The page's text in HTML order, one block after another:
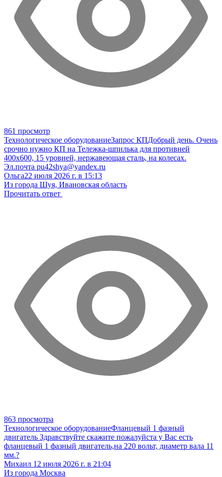
861 просмотр
Технологическое оборудованиеЗапрос КПДобрый день. Очень
срочно нужно КП на Тележка-шпилька для противней
400х600, 15 уровней, нержавеющая сталь, на колесах.
Эл.почта pu42shya@yandex.ru
Ольга22 июля 2026 г. в 15:13
Из города Шуя, Ивановская область
Прочитать ответ
863 просмотра
Технологическое оборудованиеФланцевый 1 фазный
двигатель Здравствуйте скажите пожалуйста у Вас есть
фланцевый 1 фазный двигатель,на 220 вольт, диаметр вала 11
мм.?
Михаил 12 июля 2026 г. в 21:04
Из города Москва